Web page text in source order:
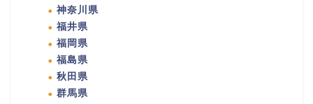
神奈川県
福井県
福岡県
福島県
秋田県
群馬県